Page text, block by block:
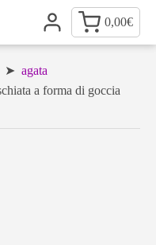
0,00€
➤ agata
a forma di goccia